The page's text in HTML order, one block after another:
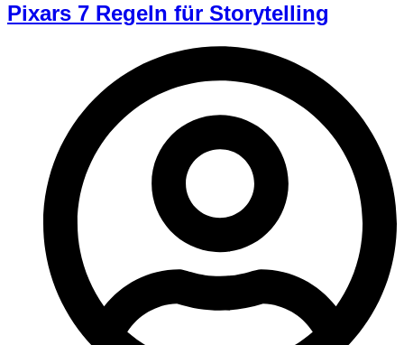
Pixars 7 Regeln für Storytelling